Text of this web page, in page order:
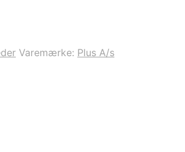
Varemærke: Plus A/s